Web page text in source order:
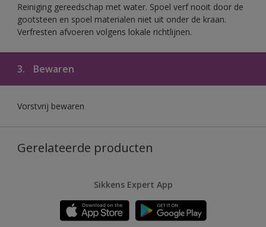
Reiniging gereedschap met water. Spoel verf nooit door de
gootsteen en spoel materialen niet uit onder de kraan.
Verfresten afvoeren volgens lokale richtlijnen.
3. Bewaren
Vorstvrij bewaren
Gerelateerde producten
Sikkens Expert App